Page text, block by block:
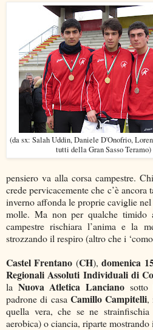
(da sx: Salah Uddin, Daniele D'Onofrio,
tutti della Gran Sasso Teramo)
pensiero va alla corsa campestre.
crede pervicacemente che c’è
inverno affonda le proprie caviglie
molle. Ma non per qualche timido
campestre rischiara l’anima e la
strozzando il respiro (altro che i
Castel Frentano (CH),domenica
Regionali Assoluti Individuali di
la Nuova Atletica Lancianosotto
padrone di casa Camillo Campitelli,
quella vera, che se ne
aerobica) o ciancia, riparte